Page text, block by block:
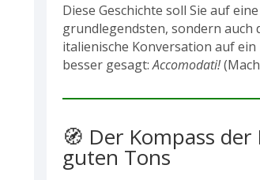
Diese Geschichte soll Sie auf
grundlegendsten, sondern auch
italienische Konversation auf ein
besser gesagt:Accomodati!
🧭 Der Kompass
guten Tons